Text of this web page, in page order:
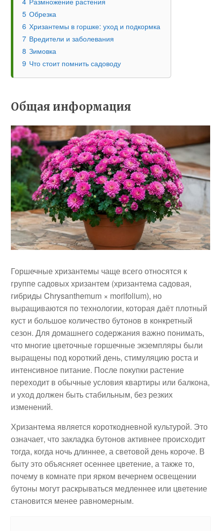
5 Обрезка
6 Хризантемы в горшке: уход и подкормка
7 Вредители и заболевания
8 Зимовка
9 Что стоит помнить садоводу
Общая информация
Горшечные хризантемы чаще всего относятся к
группе садовых хризантем (хризантема садовая,
гибриды Chrysanthemum × morifolium), но
выращиваются по технологии, которая даёт плотный
куст и большое количество бутонов в конкретный
сезон. Для домашнего содержания важно понимать,
что многие цветочные горшечные экземпляры были
выращены под короткий день, стимуляцию роста и
интенсивное питание. После покупки растение
переходит в обычные условия квартиры или балкона,
и уход должен быть стабильным, без резких
изменений.
Хризантема является короткодневной культурой. Это
означает, что закладка бутонов активнее происходит
тогда, когда ночь длиннее, а световой день короче. В
быту это объясняет осеннее цветение, а также то,
почему в комнате при ярком вечернем освещении
бутоны могут раскрываться медленнее или цветение
становится менее равномерным.